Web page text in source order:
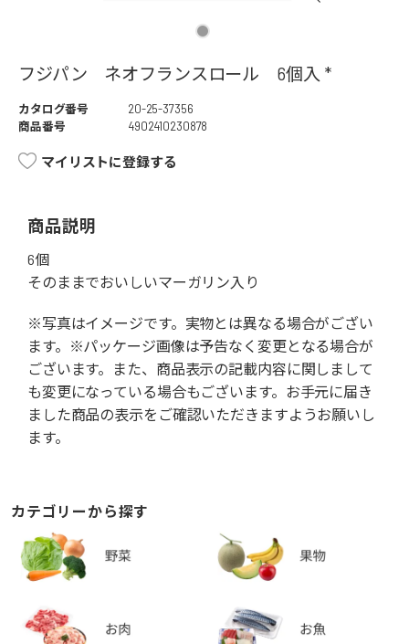
フジパン ネオフランスロール 6個入 *
カタログ番号
20-25-37356
商品番号
4902410230878
マイリストに登録する
商品説明
6個
そのままでおいしいマーガリン入り
※写真はイメージです。実物とは異なる場合がござい
ます。※パッケージ画像は予告なく変更となる場合が
ございます。また、商品表示の記載内容に関しまして
も変更になっている場合もございます。お手元に届き
ました商品の表示をご確認いただきますようお願いし
ます。
カテゴリーから探す